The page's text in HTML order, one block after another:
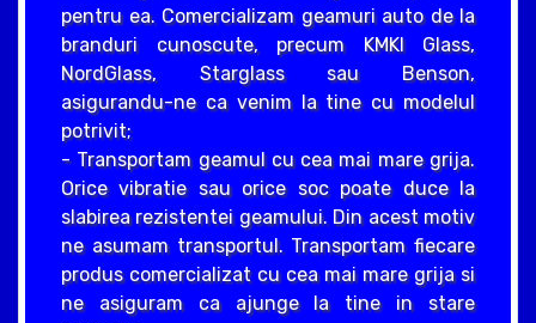
pentru ea. Comercializam geamuri auto de la
branduri cunoscute, precum KMKI Glass,
NordGlass, Starglass sau Benson,
asigurandu-ne ca venim la tine cu modelul
potrivit;
- Transportam geamul cu cea mai mare grija.
Orice vibratie sau orice soc poate duce la
slabirea rezistentei geamului. Din acest motiv
ne asumam transportul. Transportam fiecare
produs comercializat cu cea mai mare grija si
ne asiguram ca ajunge la tine in stare